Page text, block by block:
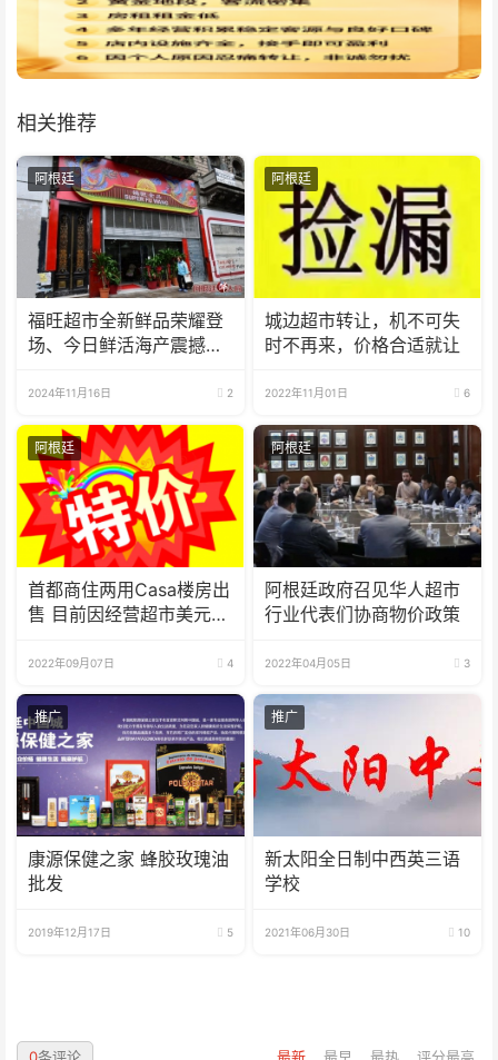
相关推荐
阿根廷
福旺超市全新鲜品荣耀登
场、今日鲜活海产震撼来
2024年11月16日 2
阿根廷
城边超市转让，机不可失
时不再来，价格合适就让
2022年11月01日 6
阿根廷
首都商住两用Casa楼房出
售 目前因经营超市美元月
2022年09月07日 4
阿根廷
阿根廷政府召见华人超市
行业代表们协商物价政策
2022年04月05日 3
推广
康源保健之家 蜂胶玫瑰油
批发
2019年12月17日 5
推广
新太阳全日制中西英三语
学校
2021年06月30日 10
最新 最早 最热 评分最高
0条评论